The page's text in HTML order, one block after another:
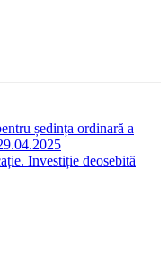
ședința ordinară a
Investiție deosebită